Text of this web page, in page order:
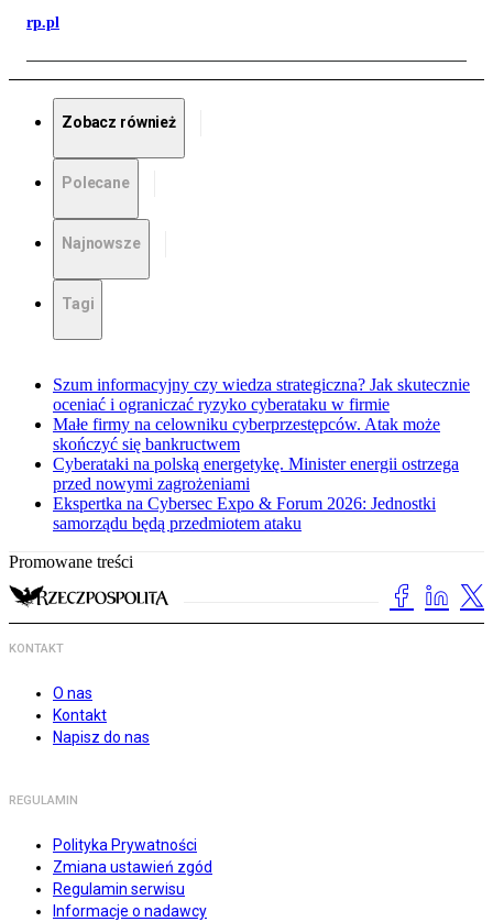
rp.pl
Zobacz również
Polecane
Najnowsze
Tagi
Szum informacyjny czy wiedza strategiczna? Jak skutecznie
oceniać i ograniczać ryzyko cyberataku w firmie
Małe firmy na celowniku cyberprzestępców. Atak może
skończyć się bankructwem
Cyberataki na polską energetykę. Minister energii ostrzega
przed nowymi zagrożeniami
Ekspertka na Cybersec Expo & Forum 2026: Jednostki
samorządu będą przedmiotem ataku
Promowane treści
KONTAKT
O nas
Kontakt
Napisz do nas
REGULAMIN
Polityka Prywatności
Zmiana ustawień zgód
Regulamin serwisu
Informacje o nadawcy